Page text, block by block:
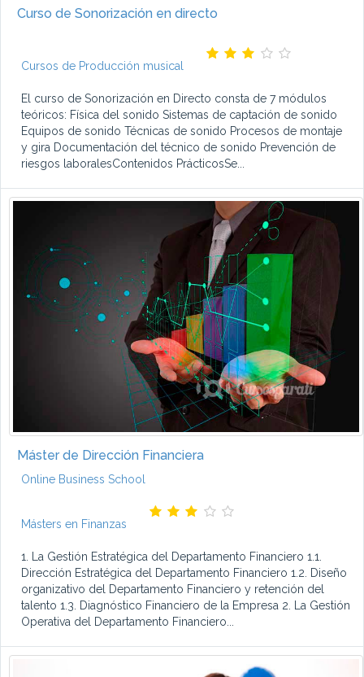
Curso de Sonorización en directo
Cursos de Producción musical
El curso de Sonorización en Directo consta de 7 módulos
teóricos: Física del sonido Sistemas de captación de sonido
Equipos de sonido Técnicas de sonido Procesos de montaje
y gira Documentación del técnico de sonido Prevención de
riesgos laboralesContenidos PrácticosSe...
Máster de Dirección Financiera
Online Business School
Másters en Finanzas
1. La Gestión Estratégica del Departamento Financiero 1.1.
Dirección Estratégica del Departamento Financiero 1.2. Diseño
organizativo del Departamento Financiero y retención del
talento 1.3. Diagnóstico Financiero de la Empresa 2. La Gestión
Operativa del Departamento Financiero...